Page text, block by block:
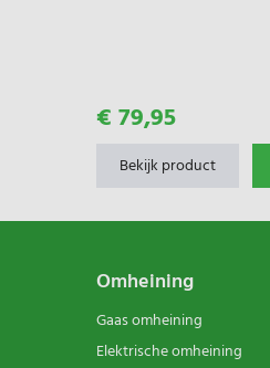
€ 79,95
Bekijk product
Omheining
Gaas omheining
Elektrische omheining